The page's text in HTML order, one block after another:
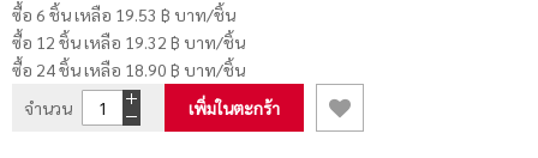
ซื้อ 6 ชิ้น เหลือ 19.53 ฿ บาท/ชิ้น
ซื้อ 12 ชิ้น เหลือ 19.32 ฿ บาท/ชิ้น
ซื้อ 24 ชิ้น เหลือ 18.90 ฿ บาท/ชิ้น
จำนวน
เพิ่มในตะกร้า